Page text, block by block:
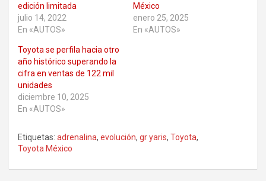
edición limitada
julio 14, 2022
En «AUTOS»
México
enero 25, 2025
En «AUTOS»
Toyota se perfila hacia otro
año histórico superando la
cifra en ventas de 122 mil
unidades
diciembre 10, 2025
En «AUTOS»
Etiquetas: adrenalina, evolución, gr yaris, Toyota,
Toyota México